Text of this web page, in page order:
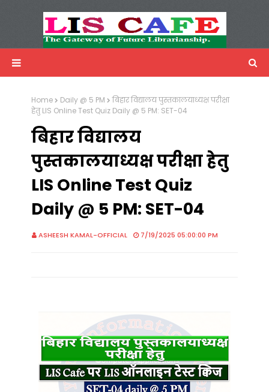
Advertisemnet
Home Daily @ 5 PM
बिहार विद्यालय पुस्तकालयाध्यक्ष परीक्षा
हेतु LIS Online Test Quiz Daily @ 5 PM: SET-04
बिहार विद्यालय
पुस्तकालयाध्यक्ष परीक्षा हेतु
LIS Online Test Quiz
Daily @ 5 PM: SET-04
ASHEESH KAMAL-OFFICIAL 7/19/2025 05:00:00 PM